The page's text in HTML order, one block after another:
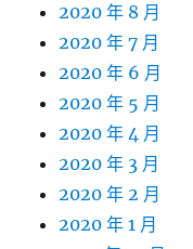
2020 年 8 月
2020 年 7 月
2020 年 6 月
2020 年 5 月
2020 年 4 月
2020 年 3 月
2020 年 2 月
2020 年 1 月